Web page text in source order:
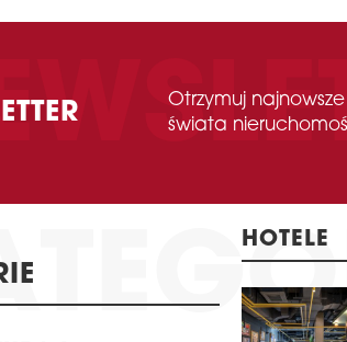
Otrzymuj
świata
HOTELE